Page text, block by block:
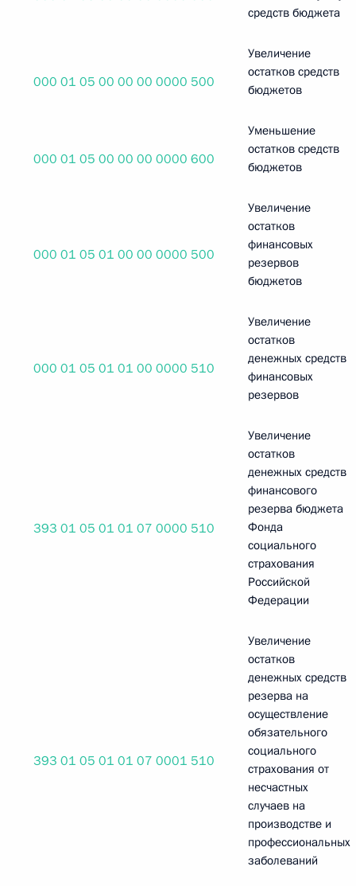
средств бюджета
000 01 05 00 00 00 0000 500
Увеличение
остатков средств
бюджетов
000 01 05 00 00 00 0000 600
Уменьшение
остатков средств
бюджетов
000 01 05 01 00 00 0000 500
Увеличение
остатков
финансовых
резервов
бюджетов
000 01 05 01 01 00 0000 510
Увеличение
остатков
денежных средств
финансовых
резервов
393 01 05 01 01 07 0000 510
Увеличение
остатков
денежных средств
финансового
резерва бюджета
Фонда
социального
страхования
Российской
Федерации
393 01 05 01 01 07 0001 510
Увеличение
остатков
денежных средств
резерва на
осуществление
обязательного
социального
страхования от
несчастных
случаев на
производстве и
профессиональных
заболеваний